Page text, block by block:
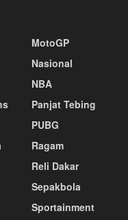
MotoGP
Nasional
NBA
Panjat Tebing
PUBG
Ragam
Reli Dakar
Sepakbola
Sportainment